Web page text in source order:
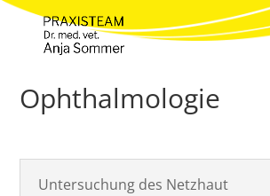
Ophthalmologie
Untersuchung des Netzhaut